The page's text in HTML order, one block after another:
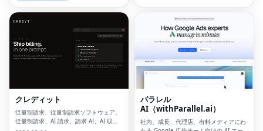
クレディット
従量制請求、従量制請求ソフトウェア、
従量制請求、AI 請求、請求 AI、AI 収益
パラレル
AI（withParallel.ai）
社内、成長、代理店、有料メディアにわ